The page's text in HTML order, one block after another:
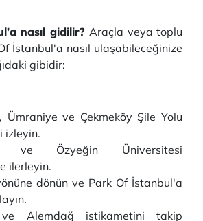
nasıl gidilir?Araçla veya toplu
İstanbul'a nasıl ulaşabileceğinize
gibidir:
Ümraniye ve Çekmeköy Şile Yolu
izleyin.
ve Özyeğin Üniversitesi
ilerleyin.
dönün ve Park Of İstanbul'a
ve Alemdağ istikametini takip